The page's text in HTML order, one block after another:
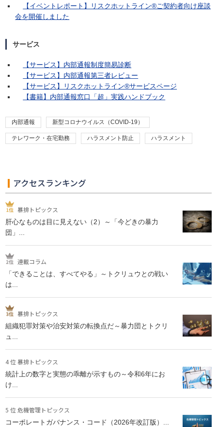
【イベントレポート】リスクホットライン®ご契約者向け座談
会を開催しました
サービス
【サービス】内部通報制度簡易診断
【サービス】内部通報第三者レビュー
【サービス】リスクホットライン®サービスページ
【書籍】内部通報窓口「超」実践ハンドブック
内部通報 新型コロナウイルス（COVID-19）
テレワーク・在宅勤務 ハラスメント防止 ハラスメント
アクセスランキング
暴排トピックス
肝心なものは目に見えない（2）～「今どきの暴力
団」...
連載コラム
「できることは、すべてやる」～トクリュウとの戦い
は...
暴排トピックス
組織犯罪対策や治安対策の転換点だ～暴力団とトクリ
ュ...
4 位 暴排トピックス
統計上の数字と実態の乖離が示すもの～令和6年にお
け...
5 位 危機管理トピックス
コーポレートガバナンス・コード（2026年改訂版）...